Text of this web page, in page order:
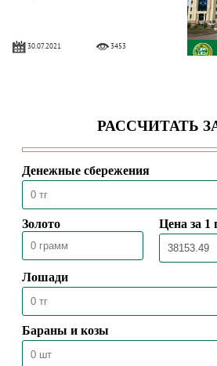
30.07.2021 3453
07.07.2021 7179
ЗАЯВЛЕНИЕ ДУМК КАСАТЕЛЬНО
ПРОВЕДЕНИЯ АЙТ НАМАЗА
11.05.2021